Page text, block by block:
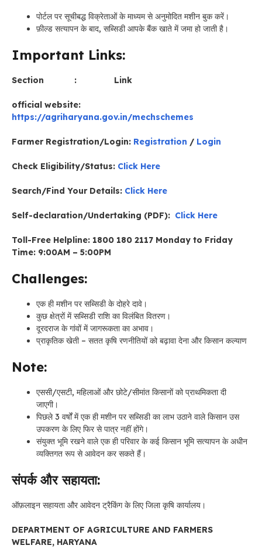
पोर्टल पर सूचीबद्ध विक्रेताओं के माध्यम से अनुमोदित मशीन बुक करें।
फ़ील्ड सत्यापन के बाद, सब्सिडी आपके बैंक खाते में जमा हो जाती है।
Important Links:
Section : Link
official website:
https://agriharyana.gov.in/mechschemes
Farmer Registration/Login: Registration / Login
Check Eligibility/Status: Click Here
Search/Find Your Details: Click Here
Self-declaration/Undertaking (PDF): Click Here
Toll-Free Helpline: 1800 180 2117 Monday to Friday
Time: 9:00AM – 5:00PM
Challenges:
एक ही मशीन पर सब्सिडी के दोहरे दावे।
कुछ क्षेत्रों में सब्सिडी राशि का विलंबित वितरण।
दूरदराज के गांवों में जागरूकता का अभाव।
प्राकृतिक खेती – सतत कृषि रणनीतियों को बढ़ावा देना और किसान कल्याण
Note:
एससी/एसटी, महिलाओं और छोटे/सीमांत किसानों को प्राथमिकता दी
जाएगी।
पिछले 3 वर्षों में एक ही मशीन पर सब्सिडी का लाभ उठाने वाले किसान उस
उपकरण के लिए फिर से पात्र नहीं होंगे।
संयुक्त भूमि रखने वाले एक ही परिवार के कई किसान भूमि सत्यापन के अधीन
व्यक्तिगत रूप से आवेदन कर सकते हैं।
संपर्क और सहायता:
ऑफ़लाइन सहायता और आवेदन ट्रैकिंग के लिए जिला कृषि कार्यालय।
DEPARTMENT OF AGRICULTURE AND FARMERS
WELFARE, HARYANA